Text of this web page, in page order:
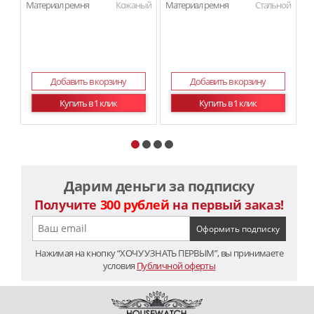
Материал ремня
Кожаный
Добавить в корзину
Купить в 1 клик
Материал ремня
Стальной
Добавить в корзину
Купить в 1 клик
Дарим деньги за подписку
Получите 300 рублей на первый заказ!
Нажимая на кнопку “ХОЧУ УЗНАТЬ ПЕРВЫМ”, вы принимаете
условия Публичной оферты